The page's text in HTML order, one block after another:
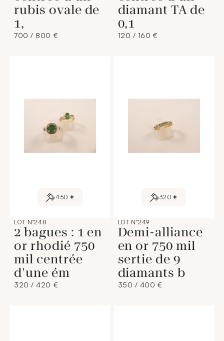
rubis ovale de
1,
700 / 800 €
diamant TA de
0,1
120 / 160 €
450 €
LOT N°248
2 bagues : 1 en
or rhodié 750
mil centrée
d'une ém
320 / 420 €
320 €
LOT N°249
Demi-alliance
en or 750 mil
sertie de 9
diamants b
350 / 400 €